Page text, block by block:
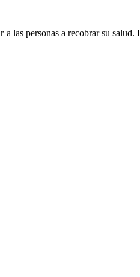
las personas a recobrar su